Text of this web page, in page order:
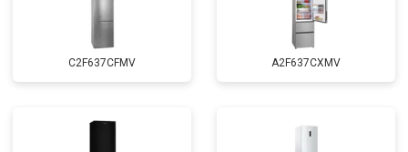
C2F637CFMV A2F637CXMV